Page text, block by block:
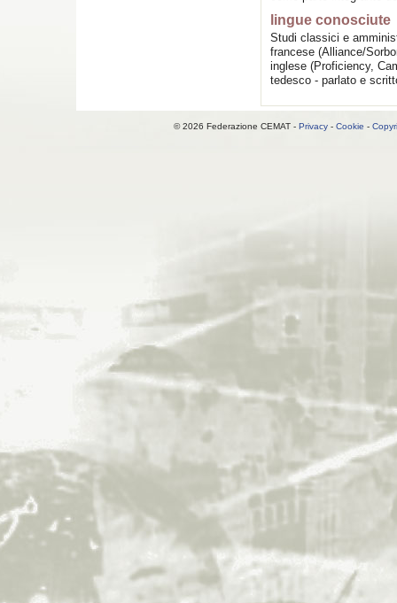
lingue conosciute
Studi classici e
francese (Alliance/
inglese (Proficiency,
tedesco - parlato e
© 2026 Federazione CEMAT - Privacy- Cookie -